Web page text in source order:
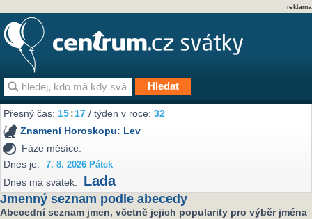
reklama
Přesný čas:15 17 / týden v roce:32
Znamení Horoskopu: Lev
Fáze měsíce:
Dnes je:
7. 8. 2026 Pátek
Dnes má svátek: Lada
Jmenný seznam podle abecedy
Abecední seznam jmen, včetně jejich popularity pro výběr jména